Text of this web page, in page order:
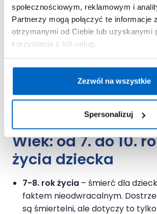
społecznościowym, reklamowym i
Partnerzy mogą połączyć te informacje
otrzymanymi od Ciebie lub uzyskanymi
korzystania z ich usług.
Zezwól na wszystkie
Spersonalizuj
koszmary, moczenie nocne, ból
5-6. rok życia– W wieku 5-6 lat
nie rozumie, co to znaczy
śmierć jest czymś
ostatecznym. W związku z tym
mylić śmierć z czymś chwilowym
Wiek: od 7. do 10.
życia dziecka
7-8. rok życia – śmierć dla
faktem nieodwracalnym.
są śmiertelni, ale dotyczy to tylko